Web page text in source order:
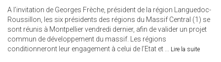
A l’invitation de Georges Frèche, président de la région Languedoc-
Roussillon, les six présidents des régions du Massif Central (1) se
sont réunis à Montpellier vendredi dernier, afin de valider un projet
commun de développement du massif. Les régions
conditionneront leur engagement à celui de l’Etat et ... Lire la suite